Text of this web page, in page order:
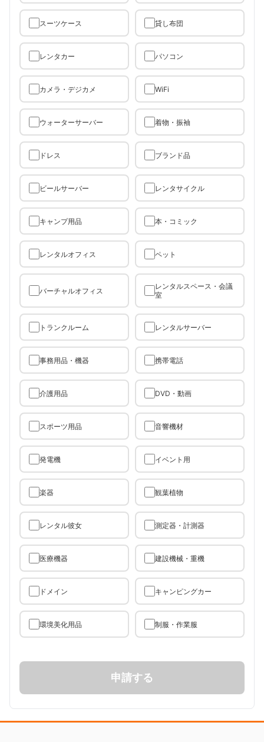
スーツケース 貸し布団
レンタカー パソコン
カメラ・デジカメ WiFi
ウォーターサーバー 着物・振袖
ドレス ブランド品
ビールサーバー レンタサイクル
キャンプ用品 本・コミック
レンタルオフィス ペット
バーチャルオフィス
レンタルスペース・会議
室
トランクルーム レンタルサーバー
事務用品・機器 携帯電話
介護用品 DVD・動画
スポーツ用品 音響機材
発電機 イベント用
楽器 観葉植物
レンタル彼女 測定器・計測器
医療機器 建設機械・重機
ドメイン キャンピングカー
環境美化用品 制服・作業服
申請する